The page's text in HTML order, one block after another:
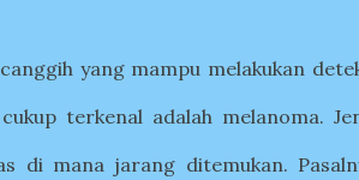
yang mampu melakukan
terkenal adalah melanoma.
di mana jarang ditemukan.